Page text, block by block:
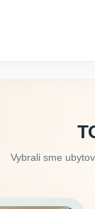
Vybrali sme